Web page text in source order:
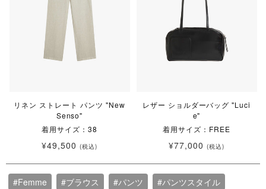
リネン ストレート パンツ "New
Senso"
着用サイズ：38
¥49,500 (税込)
レザー ショルダーバッグ "Luci
e"
着用サイズ：FREE
¥77,000 (税込)
#Femme #ブラウス #パンツ
#パンツスタイル